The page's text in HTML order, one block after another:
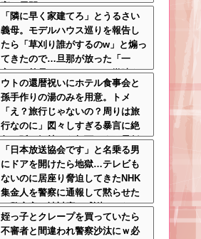
高の展開へｗｗｗｗｗｗ
「隣に早く家建てろ」とうるさい
義母。モデルハウス巡りを報告し
たら「草刈り誰がするのw」と煽っ
てきたので…旦那が放った「一
言」に義母オロオロｗｗ←嫌味を
逆手にとった神対応すぎる
ウトの還暦祝いにホテル食事会と
孫手作りの湯のみを用意。トメ
「え？旅行じゃないの？周りは旅
行なのに」図々しすぎる暴言に絶
句←孫の気持ちを無下にする最低
ババア
「日本放送協会です」と名乗る男
にドアを開けたら地獄…テレビも
ないのに居座り脅迫してきたNHK
集金人を警察に通報して黙らせた
←警察官の神対応に感謝しかない
姪っ子とクレープを買っていたら
不審者と間違われ警察沙汰にｗ必